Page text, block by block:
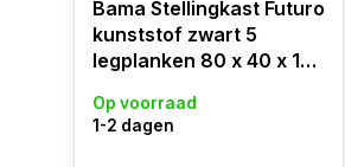
Bama Stellingkast Futuro
kunststof zwart 5
legplanken 80 x 40 x 174
Op voorraad
1-2 dagen